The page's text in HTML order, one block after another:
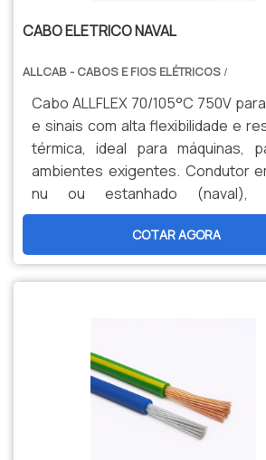
CABO ELETRICO NAVAL
ALLCAB - CABOS E FIOS ELÉTRICOS /
Cabo ALLFLEX 70/105°C 750V
e sinais com alta flexibilidade e
térmica, ideal para máquinas,
ambientes exigentes. Condutor
nu ou estanhado (naval),
durabilidade, segurança e
manutenção. Opções
produção nacional e
especializada para sua indústria.
COTAR AGORA